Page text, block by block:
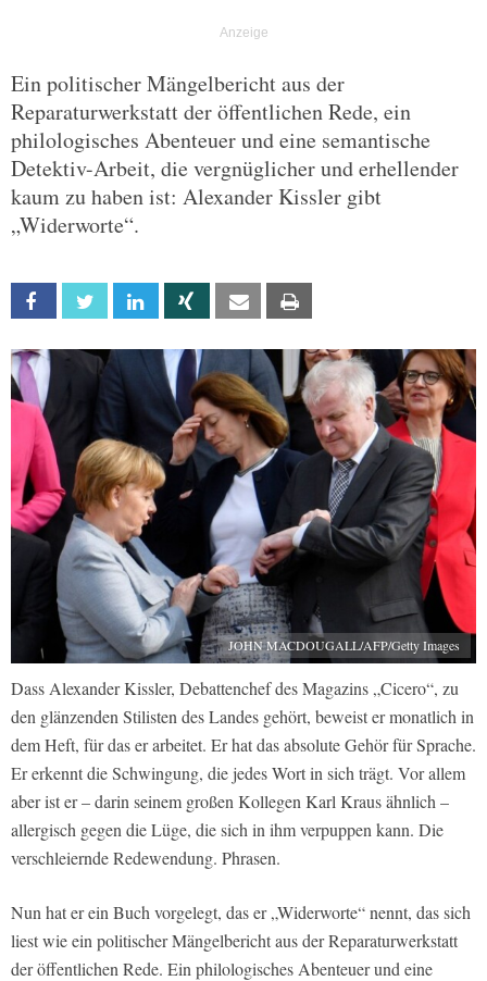
Ein politischer Mängelbericht aus der
Reparaturwerkstatt der öffentlichen Rede, ein
philologisches Abenteuer und eine semantische
Detektiv-Arbeit, die vergnüglicher und erhellender
kaum zu haben ist: Alexander Kissler gibt
„Widerworte“.
Facebook Twitter Linkedin Xing Email
JOHN MACDOUGALL/AFP/Getty Images
Dass Alexander Kissler, Debattenchef des Magazins „Cicero“, zu
den glänzenden Stilisten des Landes gehört, beweist er monatlich in
dem Heft, für das er arbeitet. Er hat das absolute Gehör für Sprache.
Er erkennt die Schwingung, die jedes Wort in sich trägt. Vor allem
aber ist er – darin seinem großen Kollegen Karl Kraus ähnlich –
allergisch gegen die Lüge, die sich in ihm verpuppen kann. Die
verschleiernde Redewendung. Phrasen.
Nun hat er ein Buch vorgelegt, das er „Widerworte“ nennt, das sich
liest wie ein politischer Mängelbericht aus der Reparaturwerkstatt
der öffentlichen Rede. Ein philologisches Abenteuer und eine